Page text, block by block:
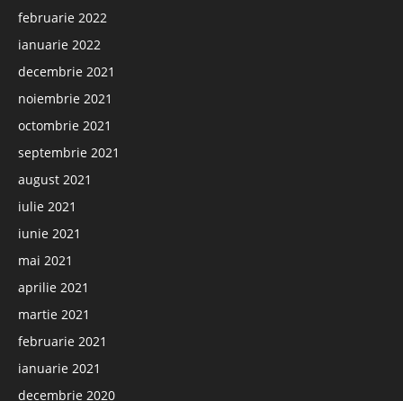
februarie 2022
ianuarie 2022
decembrie 2021
noiembrie 2021
octombrie 2021
septembrie 2021
august 2021
iulie 2021
iunie 2021
mai 2021
aprilie 2021
martie 2021
februarie 2021
ianuarie 2021
decembrie 2020